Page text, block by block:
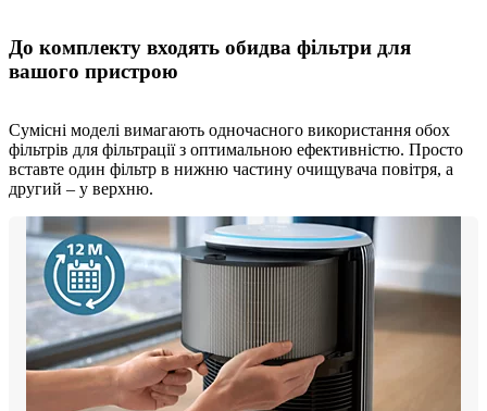
До комплекту входять обидва фільтри для
вашого пристрою
Сумісні моделі вимагають одночасного використання обох
фільтрів для фільтрації з оптимальною ефективністю. Просто
вставте один фільтр в нижню частину очищувача повітря, а
другий – у верхню.